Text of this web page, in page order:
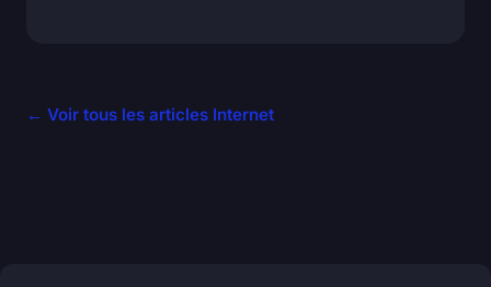
← Voir tous les articles Internet